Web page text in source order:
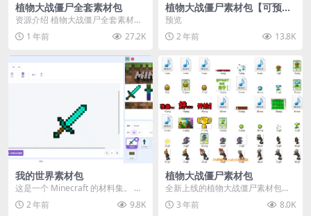
植物大战僵尸全套素材包
资源介绍 植物大战僵尸全套素材
包，包含227个丰富多样的素材，
涵盖角色、背景、动...
1 年前 27.2K
植物大战僵尸素材包【可预
览】
预览
2 年前
13.8K
我的世界素材包
这是一个 Minecraft 的材料集。 操
作方法如下： 工具 → 右箭头 怪物...
2 年前 9.8K
植物大战僵尸素材包
全新上线的植物大战僵尸素材包，
内含48个精选资源，涵盖角色、场
景、音效等多样内容...
3 年前 8.0K